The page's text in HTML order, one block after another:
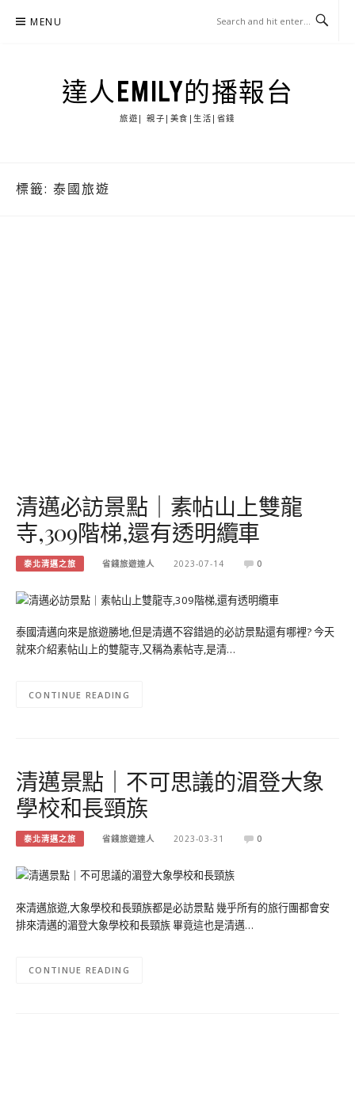
MENU
達人EMILY的播報台
旅遊| 親子|美食|生活|省錢
標籤: 泰國旅遊
清邁必訪景點｜素帖山上雙龍
寺,309階梯,還有透明纜車
泰北清邁之旅 省錢旅遊達人 2023-07-14 0
泰國清邁向來是旅遊勝地,但是清邁不容錯過的必訪景點還有哪裡? 今天
就來介紹素帖山上的雙龍寺,又稱為素帖寺,是清…
CONTINUE READING
清邁景點｜不可思議的湄登大象
學校和長頸族
泰北清邁之旅 省錢旅遊達人 2023-03-31 0
來清邁旅遊,大象學校和長頸族都是必訪景點 幾乎所有的旅行團都會安
排來清邁的湄登大象學校和長頸族 畢竟這也是清邁…
CONTINUE READING